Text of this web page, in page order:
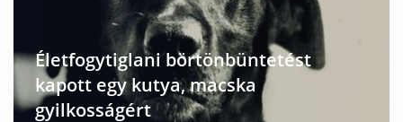
Életfogytiglani börtönbüntetést
kapott egy kutya, macska
gyilkosságért